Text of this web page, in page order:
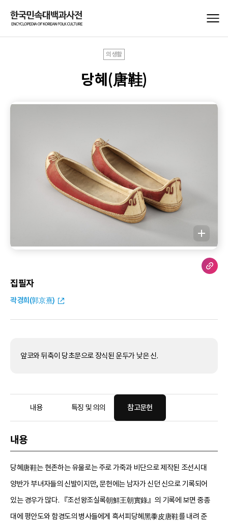
의생활
당혜(唐鞋)
집필자
곽경희(郭京熹)
앞코와 뒤축이 당초문으로 장식된 운두가 낮은 신.
내용 특징 및 의의 참고문헌
내용
당혜唐鞋는 현존하는 유물로는 주로 가죽과 비단으로 제작된 조선시대
양반가 부녀자들의 신발이지만, 문헌에는 남자가 신던 신으로 기록되어
있는 경우가 많다. 『조선왕조실록朝鮮王朝實錄』의 기록에 보면 중종
대에 평안도와 함경도의 병사들에게 흑서피당혜黑黍皮唐鞋를 내려 준